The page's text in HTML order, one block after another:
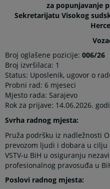
za popunjavanje
Sekretarijatu Visokog
Broj oglašene pozicije:006/26
Broj izvršilaca: 1
Status: Uposlenik, ugovor o
Probni rad: 6 mjeseci
Mjesto rada: Sarajevo
Rok za prijave: 14.06.2026.
Svrha radnog mjesta:
Pruža podršku iz nadležnosti
prevozom ljudi i dobara u cilju
VSTV-u BiH u osiguranju
profesionalnog pravosuđa u
Poslovi radnog mjesta: